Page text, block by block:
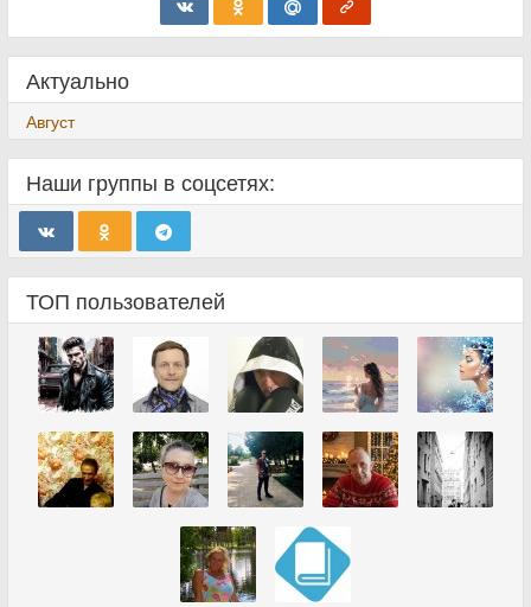
Актуально
Август
Наши группы в соцсетях:
ТОП пользователей